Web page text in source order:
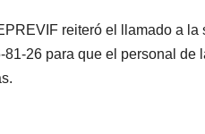
reiteró el llamado a
26 para que el personal